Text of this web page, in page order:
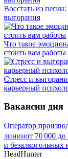
Восстать из
выгорания
Что такое
стоить вам работы
Стресс и
карьерный
Вакансии дня
Оператор
линииот 70 000 до
и безалкогольных
HeadHunter